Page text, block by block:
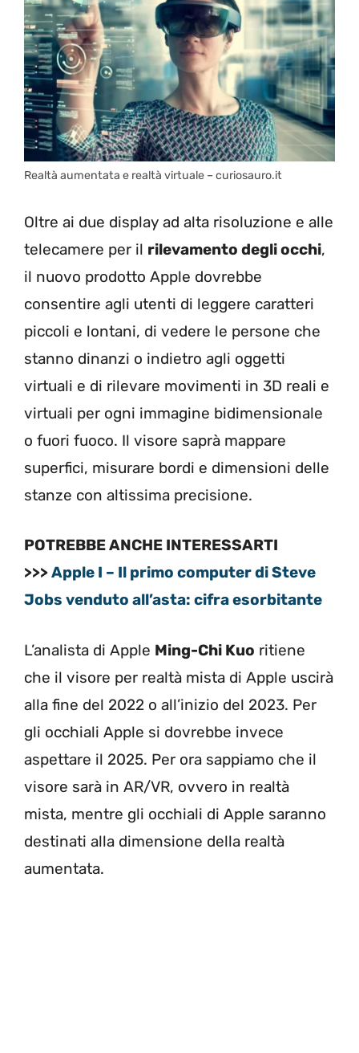
Realtà aumentata e realtà virtuale – curiosauro.it
Oltre ai due display ad alta risoluzione e alle
telecamere per il rilevamento degli occhi,
il nuovo prodotto Apple dovrebbe
consentire agli utenti di leggere caratteri
piccoli e lontani, di vedere le persone che
stanno dinanzi o indietro agli oggetti
virtuali e di rilevare movimenti in 3D reali e
virtuali per ogni immagine bidimensionale
o fuori fuoco. Il visore saprà mappare
superfici, misurare bordi e dimensioni delle
stanze con altissima precisione.
POTREBBE ANCHE INTERESSARTI
>>>Apple I – Il primo computer di Steve
Jobs venduto all’asta: cifra esorbitante
L’analista di Apple Ming-Chi Kuo ritiene
che il visore per realtà mista di Apple uscirà
alla fine del 2022 o all’inizio del 2023. Per
gli occhiali Apple si dovrebbe invece
aspettare il 2025. Per ora sappiamo che il
visore sarà in AR/VR, ovvero in realtà
mista, mentre gli occhiali di Apple saranno
destinati alla dimensione della realtà
aumentata.